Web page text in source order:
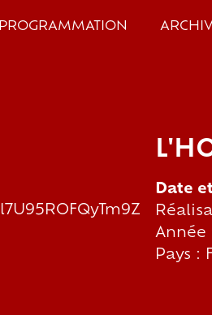
PROGRAMMATION
Date
Année
Pays :